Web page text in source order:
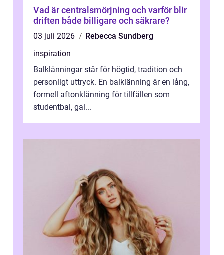
Vad är centralsmörjning och varför blir
driften både billigare och säkrare?
03 juli 2026
Rebecca Sundberg
inspiration
Balklänningar står för högtid, tradition och
personligt uttryck. En balklänning är en lång,
formell aftonklänning för tillfällen som
studentbal, gal...